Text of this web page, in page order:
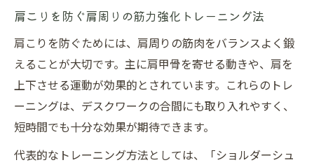
肩こりを防ぐ肩周りの筋力強化トレーニング法
肩こりを防ぐためには、肩周りの筋肉をバランスよく鍛
えることが大切です。主に肩甲骨を寄せる動きや、肩を
上下させる運動が効果的とされています。これらのトレ
ーニングは、デスクワークの合間にも取り入れやすく、
短時間でも十分な効果が期待できます。
代表的なトレーニング方法としては、「ショルダーシュ